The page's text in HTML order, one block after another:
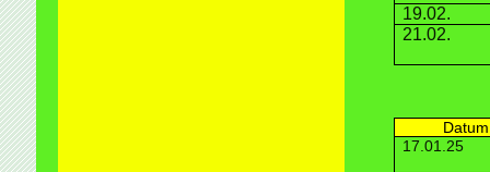
19.02.
21.02.
Datum
17.01.25